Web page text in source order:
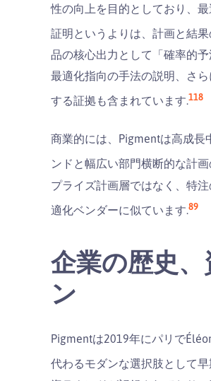
性の向上を目的としており、
証明というよりは、計画と結
品の核心出力として「確率的
最適化指向の手法の説明、さ
する証拠も含まれています.118
商業的には、Pigmentは高成長
ンドと幅広い部門横断的な計
プライズ計画層ではなく、特
適化ベンダーに似ています.89
企業の歴史
ン
Pigmentは2019年にパリで
代わるモダンな選択肢として